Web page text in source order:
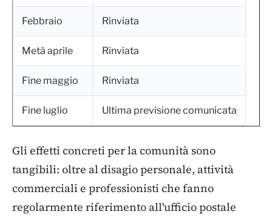
Febbraio Rinviata
Metà aprile Rinviata
Fine maggio Rinviata
Fine luglio Ultima previsione comunicata
Gli effetti concreti per la comunità sono
tangibili: oltre al disagio personale, attività
commerciali e professionisti che fanno
regolarmente riferimento all'ufficio postale